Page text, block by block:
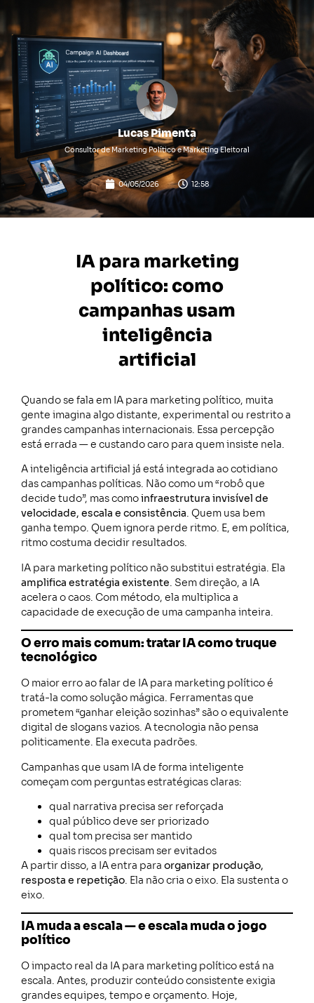
Lucas Pimenta
Consultor de Marketing Político e Marketing Eleitoral
04/05/2026 12:58
IA para marketing
político: como
campanhas usam
inteligência
artificial
Quando se fala em IA para marketing político, muita
gente imagina algo distante, experimental ou restrito a
grandes campanhas internacionais. Essa percepção
está errada — e custando caro para quem insiste nela.
A inteligência artificial já está integrada ao cotidiano
das campanhas políticas. Não como um “robô que
decide tudo”, mas comoinfraestrutura invisível de
velocidade, escala e consistência. Quem usa bem
ganha tempo. Quem ignora perde ritmo. E, em política,
ritmo costuma decidir resultados.
IA para marketing político não substitui estratégia. Ela
amplifica estratégia existente. Sem direção, a IA
acelera o caos. Com método, ela multiplica a
capacidade de execução de uma campanha inteira.
O erro mais comum: tratar IA como truque
tecnológico
O maior erro ao falar de IA para marketing político é
tratá-la como solução mágica. Ferramentas que
prometem “ganhar eleição sozinhas” são o equivalente
digital de slogans vazios. A tecnologia não pensa
politicamente. Ela executa padrões.
Campanhas que usam IA de forma inteligente
começam com perguntas estratégicas claras:
qual narrativa precisa ser reforçada
qual público deve ser priorizado
qual tom precisa ser mantido
quais riscos precisam ser evitados
A partir disso, a IA entra para organizar produção,
resposta e repetição. Ela não cria o eixo. Ela sustenta o
eixo.
IA muda a escala — e escala muda o jogo
político
O impacto real da IA para marketing político está na
escala. Antes, produzir conteúdo consistente exigia
grandes equipes, tempo e orçamento. Hoje,